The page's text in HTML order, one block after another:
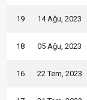
19 14 Ağu, 2023
18 05 Ağu, 2023
16 22 Tem, 2023